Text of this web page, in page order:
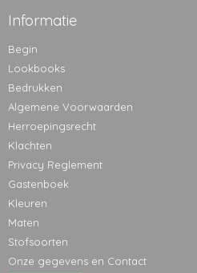
Informatie
Begin
Lookbooks
Bedrukken
Algemene Voorwaarden
Herroepingsrecht
Klachten
Privacy Reglement
Gastenboek
Kleuren
Maten
Stofsoorten
Onze gegevens en Contact